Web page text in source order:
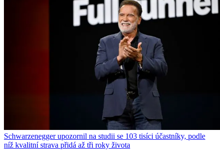
Schwarzenegger upozornil na studii se 103 tisíci účastníky, podle
níž kvalitní strava přidá až tři roky života